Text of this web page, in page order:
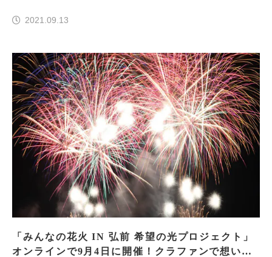
2021.09.13
「みんなの花火 IN 弘前 希望の光プロジェクト」
オンラインで9月4日に開催！クラファンで想い繋